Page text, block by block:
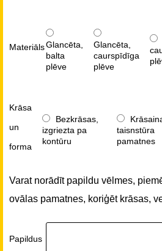
MateriālsGlancēta,
balta
plēve
Glancēta,
caurspīdīga
plēve
Krāsa
un
forma
Bezkrāsas,
izgriezta pa
kontūru
taisnstūra
pamatnes
Varat norādīt papildu vēlmes,
ovālas pamatnes, koriģēt krāsas,
Papildus